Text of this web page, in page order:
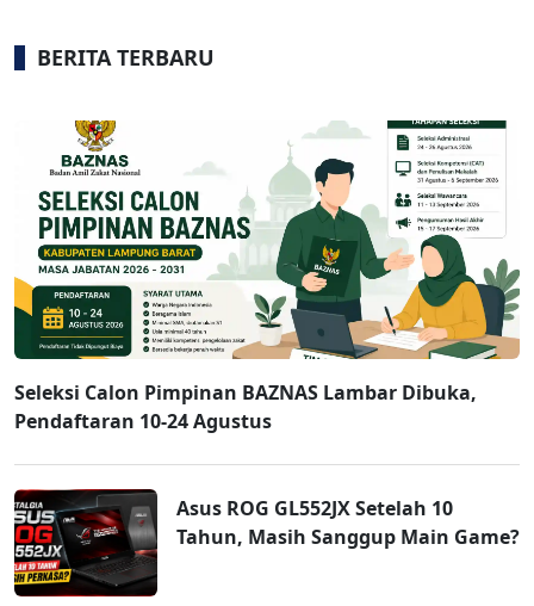
BERITA TERBARU
Seleksi Calon Pimpinan BAZNAS Lambar Dibuka,
Pendaftaran 10-24 Agustus
Asus ROG GL552JX Setelah 10
Tahun, Masih Sanggup Main Game?